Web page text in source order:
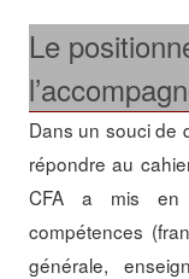
Le
Dans un souci de
répondre au
CFA a mis en
compétences
générale,